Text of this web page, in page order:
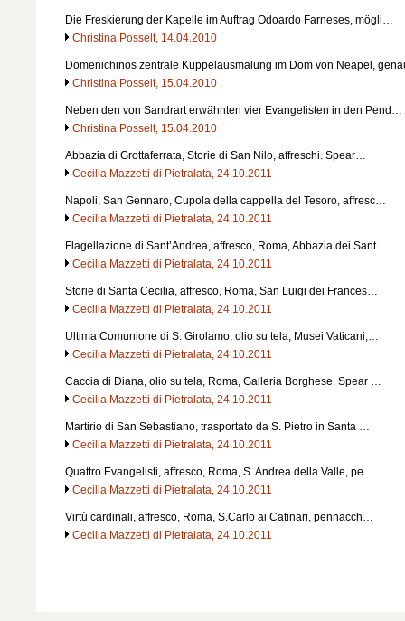
Die Freskierung der Kapelle im Auftrag Odoardo Farneses, mögli…
Christina Posselt, 14.04.2010
Domenichinos zentrale Kuppelausmalung im Dom von Neapel,
Christina Posselt, 15.04.2010
Neben den von Sandrart erwähnten vier Evangelisten in den Pend…
Christina Posselt, 15.04.2010
Abbazia di Grottaferrata, Storie di San Nilo, affreschi. Spear…
Cecilia Mazzetti di Pietralata, 24.10.2011
Napoli, San Gennaro, Cupola della cappella del Tesoro, affresc…
Cecilia Mazzetti di Pietralata, 24.10.2011
Flagellazione di Sant’Andrea, affresco, Roma, Abbazia dei Sant…
Cecilia Mazzetti di Pietralata, 24.10.2011
Storie di Santa Cecilia, affresco, Roma, San Luigi dei Frances…
Cecilia Mazzetti di Pietralata, 24.10.2011
Ultima Comunione di S. Girolamo, olio su tela, Musei Vaticani,…
Cecilia Mazzetti di Pietralata, 24.10.2011
Caccia di Diana, olio su tela, Roma, Galleria Borghese. Spear …
Cecilia Mazzetti di Pietralata, 24.10.2011
Martirio di San Sebastiano, trasportato da S. Pietro in Santa …
Cecilia Mazzetti di Pietralata, 24.10.2011
Quattro Evangelisti, affresco, Roma, S. Andrea della Valle, pe…
Cecilia Mazzetti di Pietralata, 24.10.2011
Virtù cardinali, affresco, Roma, S.Carlo ai Catinari, pennacch…
Cecilia Mazzetti di Pietralata, 24.10.2011